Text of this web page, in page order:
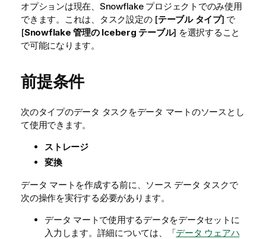
オプションは現在、Snowflake プロジェクトでのみ使用
できます。これは、タスク設定の [テーブル タイプ] で
[Snowflake 管理の Iceberg テーブル] を選択すること
で可能になります。
前提条件
次のタイプのデータ タスクをデータ マートのソースとし
て使用できます。
ストレージ
変換
データ マートを作成する前に、ソース データ タスクで
次の操作を実行する必要があります。
データ マートで使用するデータをデータセットに
入力します。詳細については、「データ ウェアハ